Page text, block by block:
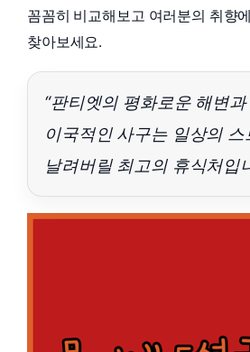
꼼꼼히 비교해보고 여러분의 취향
찾아보세요.
“판티엣의 평화로운 해변
이국적인 사구는 일상의 스
날려버릴 최고의 휴식처입